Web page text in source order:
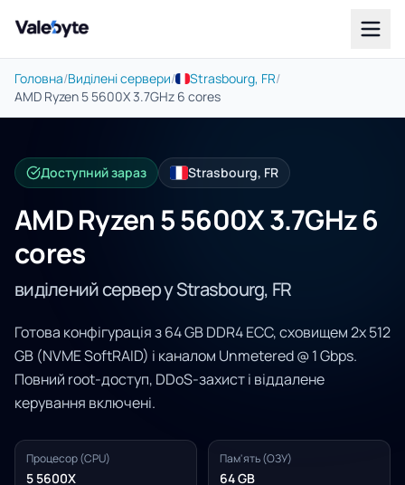
Valebyte
Головна/Виділені сервери/ Strasbourg, FR/
AMD Ryzen 5 5600X 3.7GHz 6 cores
Доступний зараз Strasbourg, FR
AMD Ryzen 5 5600X 3.7GHz 6
cores
виділений сервер у Strasbourg, FR
Готова конфігурація з 64 GB DDR4 ECC, сховищем 2x 512
GB (NVME SoftRAID) і каналом Unmetered @ 1 Gbps.
Повний root-доступ, DDoS-захист і віддалене
керування включені.
Процесор (CPU)
5 5600X
Пам'ять (ОЗУ)
64 GB